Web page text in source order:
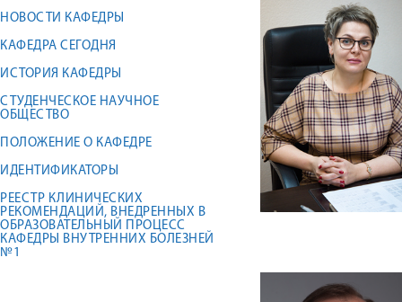
НОВОСТИ КАФЕДРЫ
КАФЕДРА СЕГОДНЯ
ИСТОРИЯ КАФЕДРЫ
СТУДЕНЧЕСКОЕ НАУЧНОЕ
ОБЩЕСТВО
ПОЛОЖЕНИЕ О КАФЕДРЕ
ИДЕНТИФИКАТОРЫ
РЕЕСТР КЛИНИЧЕСКИХ
РЕКОМЕНДАЦИЙ, ВНЕДРЕННЫХ В
ОБРАЗОВАТЕЛЬНЫЙ ПРОЦЕСС
КАФЕДРЫ ВНУТРЕННИХ БОЛЕЗНЕЙ
№1